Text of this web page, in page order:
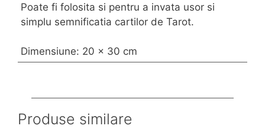
Poate fi folosita si pentru a invata usor si
simplu semnificatia cartilor de Tarot.
Dimensiune: 20 x 30 cm
Produse similare